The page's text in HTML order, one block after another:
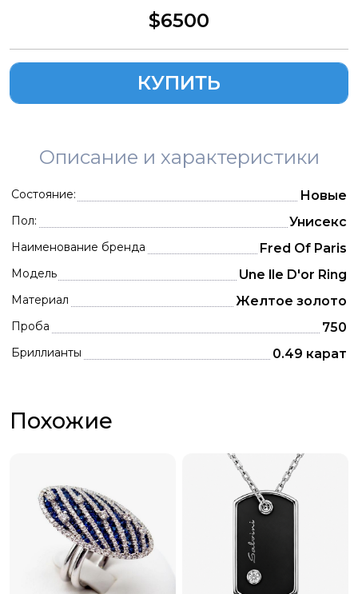
$6500
КУПИТЬ
Описание и характеристики
Состояние: Новые
Пол: Унисекс
Наименование бренда Fred Of Paris
Модель Une lle D'or Ring
Материал Желтое золото
Проба 750
Бриллианты 0.49 карат
Похожие